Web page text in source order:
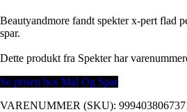
Beautyandmore fandt spekter x-pert flad
spar.
Dette produkt fra Spekter har
Se prisen hos Mal Og Spar
VARENUMMER (SKU):